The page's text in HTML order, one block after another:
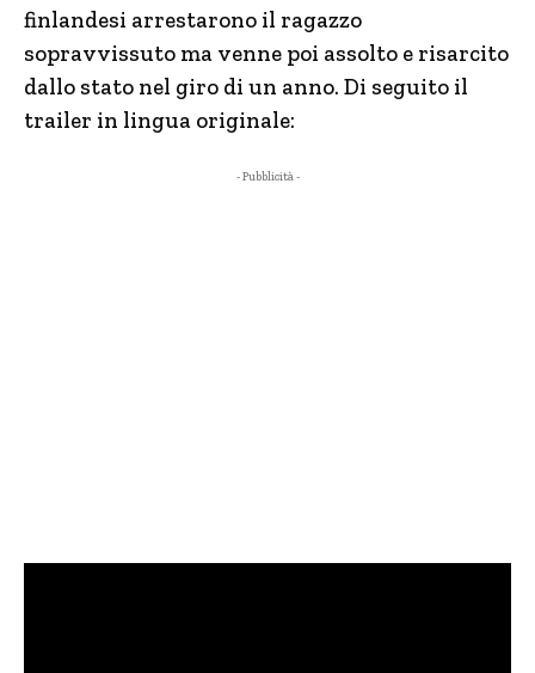
finlandesi arrestarono il ragazzo
sopravvissuto ma venne poi assolto e risarcito
dallo stato nel giro di un anno. Di seguito il
trailer in lingua originale:
- Pubblicità -